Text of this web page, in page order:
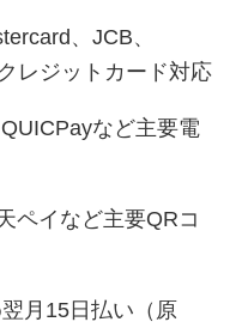
、JCB、
レジットカード対応
など主要電
ペイなど主要QRコ
月15日払い（原